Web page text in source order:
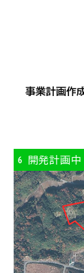
事業計画作
開発計画中
6